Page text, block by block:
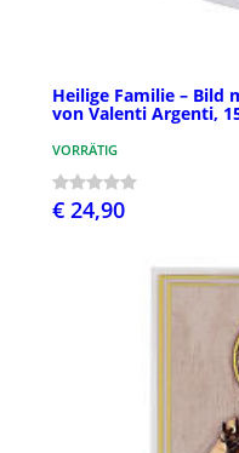
Heilige Familie – Bild
von Valenti Argenti,
VORRÄTIG
€ 24,90